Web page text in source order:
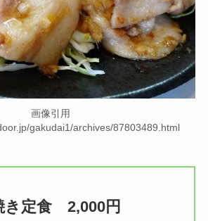
画像引用
gakudai1/archives/87803489.html
き定食 2,000円